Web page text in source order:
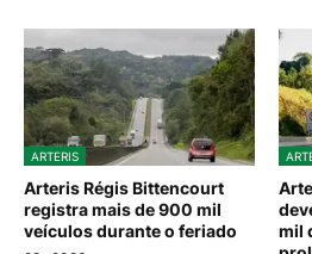
ARTERIS
Arteris Régis Bittencourt
registra mais de 900 mil
veículos durante o feriado
mil